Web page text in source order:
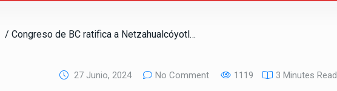
/ Congreso de BC ratifica a Netzahualcóyotl Jáuregui como Secretario de Bienestar
27 Junio, 2024 No Comment 1119 3 Minutes Read